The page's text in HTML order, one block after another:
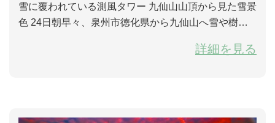
雪に覆われている測風タワー 九仙山山頂から見た雪景
色 24日朝早々、泉州市徳化県から九仙山へ雪や樹氷
諦め戴雲山観光に変更する観光客もいたほどの6、7時
詳細を見る